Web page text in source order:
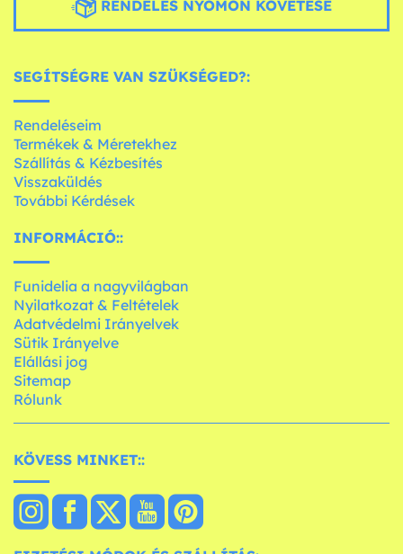
RENDELÉS NYOMON KÖVETÉSE
SEGÍTSÉGRE VAN SZÜKSÉGED?:
Rendeléseim
Termékek & Méretekhez
Szállítás & Kézbesítés
Visszaküldés
További Kérdések
INFORMÁCIÓ::
Funidelia a nagyvilágban
Nyilatkozat & Feltételek
Adatvédelmi Irányelvek
Sütik Irányelve
Elállási jog
Sitemap
Rólunk
KÖVESS MINKET::